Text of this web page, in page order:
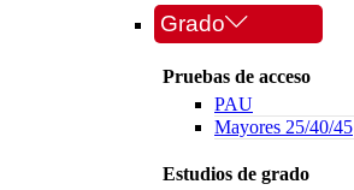
Grado
Pruebas de acceso
PAU
Mayores 25/40/45
Estudios de grado